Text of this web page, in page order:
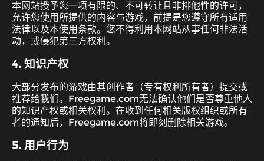
本网站授予您一项有限的、不可转让且非排他性的许可，
允许您使用所提供的内容与游戏，前提是您遵守所有适用
法律以及本使用条款。您不得利用本网站从事任何非法活
动，或侵犯第三方权利。
4. 知识产权
大部分发布的游戏由其创作者（专有权利所有者）提交或
推荐给我们。Freegame.com无法确认他们是否尊重他人
的知识产权或相关权利。在收到任何相关版权组织或所有
者的通知后，Freegame.com将即刻删除相关游戏。
5. 用户行为